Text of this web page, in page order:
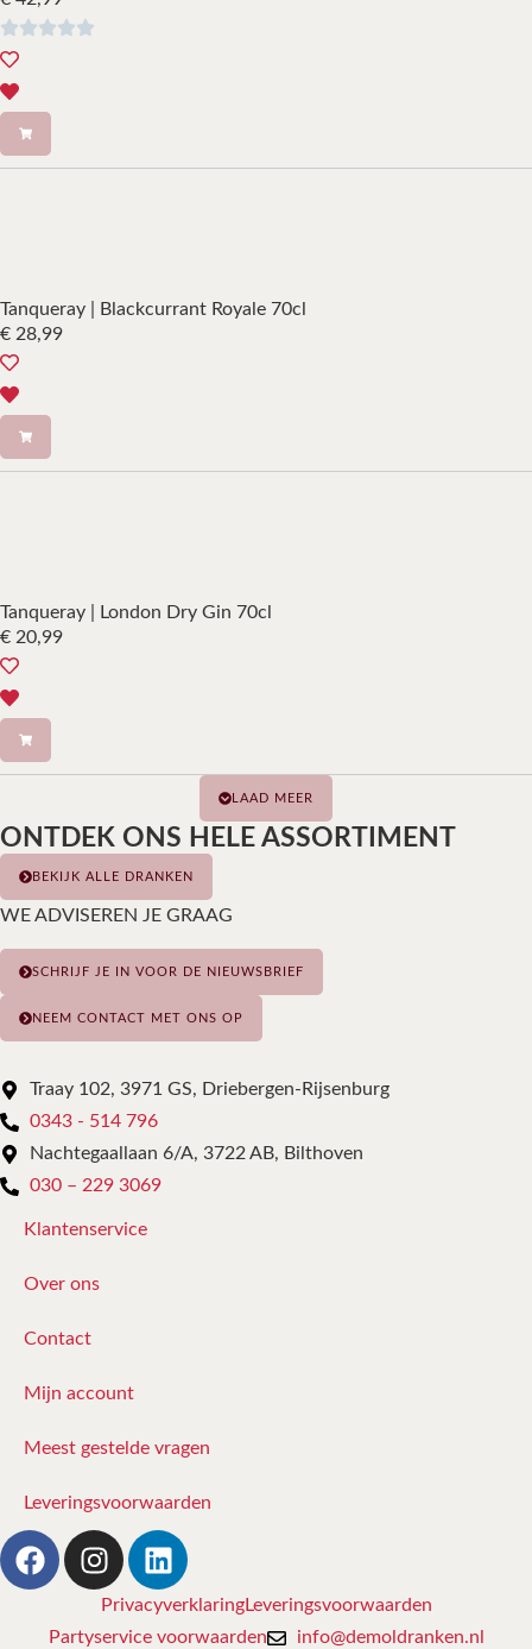
Tanqueray | Blackcurrant Royale 70cl
€ 28,99
Tanqueray | London Dry Gin 70cl
€ 20,99
LAAD MEER
ONTDEK ONS HELE ASSORTIMENT
BEKIJK ALLE DRANKEN
WE ADVISEREN JE GRAAG
SCHRIJF JE IN VOOR DE NIEUWSBRIEF
NEEM CONTACT MET ONS OP
Traay 102, 3971 GS, Driebergen-Rijsenburg
0343 - 514 796
Nachtegaallaan 6/A, 3722 AB, Bilthoven
030 – 229 3069
Klantenservice
Over ons
Contact
Mijn account
Meest gestelde vragen
Leveringsvoorwaarden
PrivacyverklaringLeveringsvoorwaarden
Partyservice voorwaarden
info@demoldranken.nl